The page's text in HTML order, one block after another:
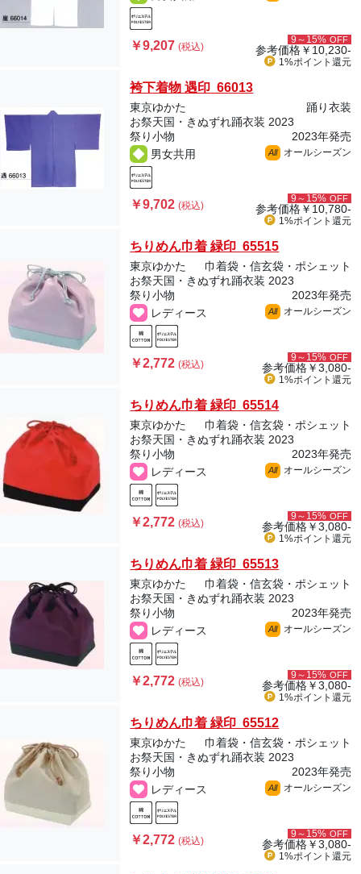
￥9,207(税込)
9～15% OFF
参考価格￥10,230-
1%ポイント 還元
袴下着物 遇印 66013
東京ゆかた
踊り衣装
お祭天国・きぬずれ踊衣装 2023
祭り小物
2023年発売
男女共用
All オールシーズン
￥9,702(税込)
9～15% OFF
参考価格￥10,780-
1%ポイント 還元
ちりめん巾着 緑印 65515
東京ゆかた
巾着袋・信玄袋・ポシェット
お祭天国・きぬずれ踊衣装 2023
祭り小物
2023年発売
レディース
All オールシーズン
￥2,772(税込)
9～15% OFF
参考価格￥3,080-
1%ポイント 還元
ちりめん巾着 緑印 65514
東京ゆかた
巾着袋・信玄袋・ポシェット
お祭天国・きぬずれ踊衣装 2023
祭り小物
2023年発売
レディース
All オールシーズン
￥2,772(税込)
9～15% OFF
参考価格￥3,080-
1%ポイント 還元
ちりめん巾着 緑印 65513
東京ゆかた
巾着袋・信玄袋・ポシェット
お祭天国・きぬずれ踊衣装 2023
祭り小物
2023年発売
レディース
All オールシーズン
￥2,772(税込)
9～15% OFF
参考価格￥3,080-
1%ポイント 還元
ちりめん巾着 緑印 65512
東京ゆかた
巾着袋・信玄袋・ポシェット
お祭天国・きぬずれ踊衣装 2023
祭り小物
2023年発売
レディース
All オールシーズン
￥2,772(税込)
9～15% OFF
参考価格￥3,080-
1%ポイント 還元